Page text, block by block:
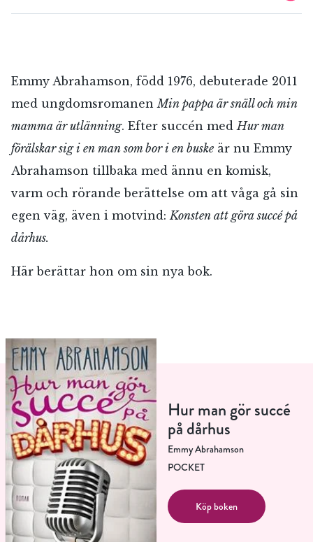
Emmy Abrahamson, född 1976, debuterade 2011
med ungdomsromanenMin pappa är snäll och min
mamma är utlänning. Efter succén medHur man
förälskar sig i en man som bor i en buske är nu Emmy
Abrahamson tillbaka med ännu en komisk,
varm och rörande berättelse om att våga gå sin
egen väg, även i motvind:Konsten att göra succé på
dårhus.
Här berättar hon om sin nya bok.
Hur man gör succé
på dårhus
Emmy Abrahamson
POCKET
Köp boken